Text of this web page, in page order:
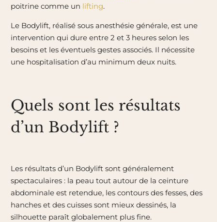
poitrine comme un lifting.
Le Bodylift, réalisé sous anesthésie générale, est une
intervention qui dure entre 2 et 3 heures selon les
besoins et les éventuels gestes associés. Il nécessite
une hospitalisation d’au minimum deux nuits.
Quels sont les résultats
d’un Bodylift ?
Les résultats d’un Bodylift sont généralement
spectaculaires : la peau tout autour de la ceinture
abdominale est retendue, les contours des fesses, des
hanches et des cuisses sont mieux dessinés, la
silhouette paraît globalement plus fine.